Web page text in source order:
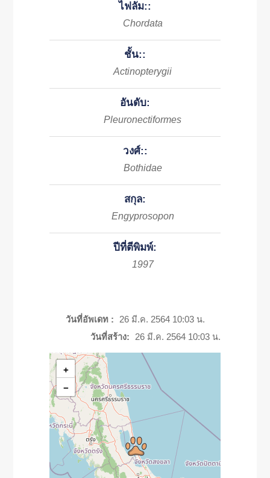
ไฟลัม::
Chordata
ชั้น::
Actinopterygii
อันดับ:
Pleuronectiformes
วงศ์::
Bothidae
สกุล:
Engyprosopon
ปีที่ตีพิมพ์:
1997
วันที่อัพเดท :
26 มี.ค. 2564 10:03 น.
วันที่สร้าง:
26 มี.ค. 2564 10:03 น.
+
−